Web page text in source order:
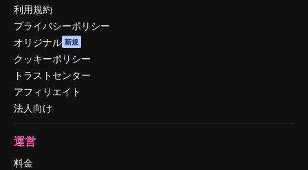
利用規約
プライバシーポリシー
オリジナル 新規
クッキーポリシー
トラストセンター
アフィリエイト
法人向け
運営
料金